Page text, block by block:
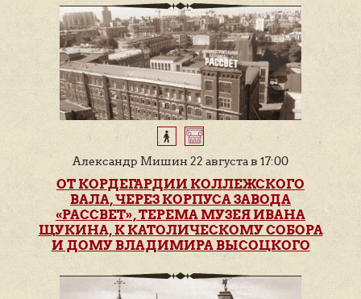
Александр Мишин 22 августа в 17:00
ОТ КОРДЕГАРДИИ КОЛЛЕЖСКОГО
ВАЛА, ЧЕРЕЗ КОРПУСА ЗАВОДА
«РАССВЕТ», ТЕРЕМА МУЗЕЯ ИВАНА
ЩУКИНА, К КАТОЛИЧЕСКОМУ СОБОРА
И ДОМУ ВЛАДИМИРА ВЫСОЦКОГО